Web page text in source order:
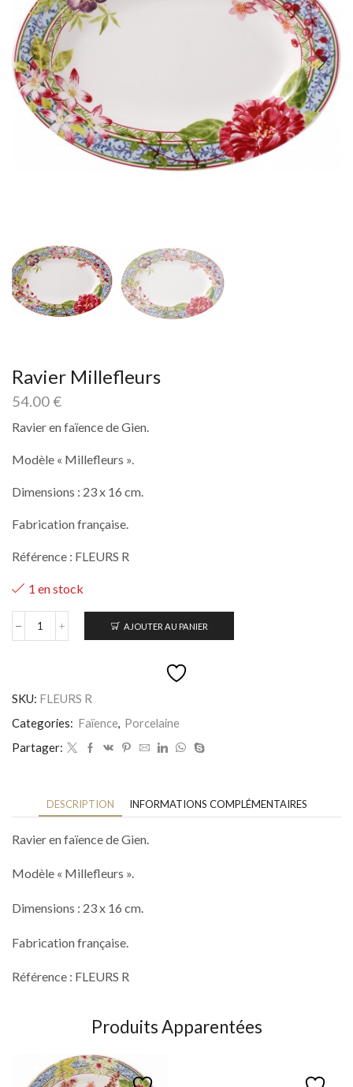
Ravier Millefleurs
54.00€
Ravier en faïence de Gien.
Modèle « Millefleurs ».
Dimensions : 23 x 16 cm.
Fabrication française.
Référence : FLEURS R
1 en stock
quantité
AJOUTER AU PANIER
SKU: FLEURS R
Categories: Faïence, Porcelaine
Partager:
DESCRIPTION INFORMATIONS COMPLÉMENTAIRES
Ravier en faïence de Gien.
Modèle « Millefleurs ».
Dimensions : 23 x 16 cm.
Fabrication française.
Référence : FLEURS R
Produits Apparentées